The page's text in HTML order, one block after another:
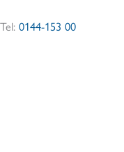
Tel: 0144-153 00